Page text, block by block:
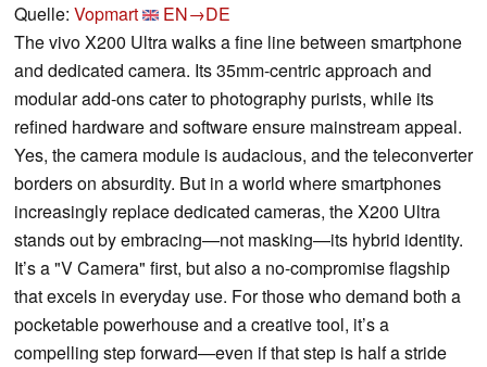
Quelle: Vopmart
EN→DE
The vivo X200 Ultra walks a fine line between smartphone
and dedicated camera. Its 35mm-centric approach and
modular add-ons cater to photography purists, while its
refined hardware and software ensure mainstream appeal.
Yes, the camera module is audacious, and the teleconverter
borders on absurdity. But in a world where smartphones
increasingly replace dedicated cameras, the X200 Ultra
stands out by embracing—not masking—its hybrid identity.
It’s a "V Camera" first, but also a no-compromise flagship
that excels in everyday use. For those who demand both a
pocketable powerhouse and a creative tool, it’s a
compelling step forward—even if that step is half a stride